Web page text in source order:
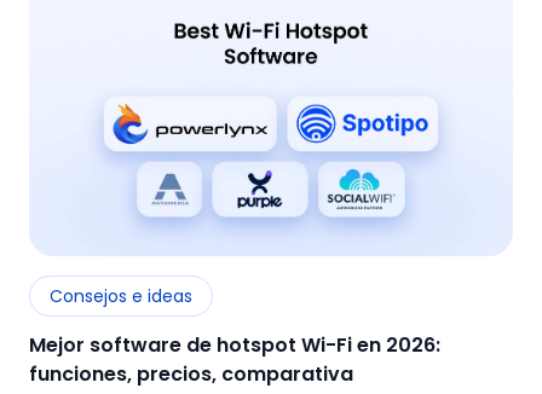
Consejos e ideas
Mejor software de hotspot Wi-Fi en 2026:
funciones, precios, comparativa